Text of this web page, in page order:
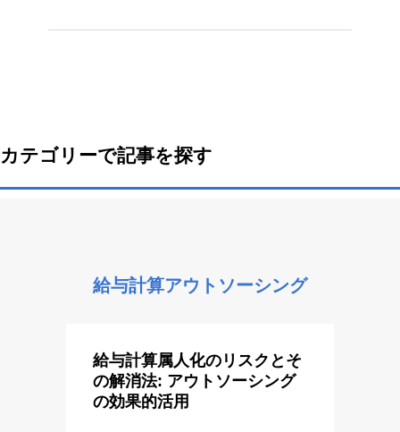
カテゴリーで記事を探す
給与計算アウトソーシング
給与計算属人化のリスクとそ
の解消法: アウトソーシング
の効果的活用